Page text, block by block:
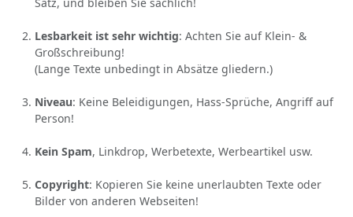
Lesbarkeit ist sehr wichtig: Achten Sie auf Klein- &
Großschreibung!
(Lange Texte unbedingt in Absätze gliedern.)
Niveau: Keine Beleidigungen, Hass-Sprüche, Angriff auf
Person!
Kein Spam, Linkdrop, Werbetexte, Werbeartikel usw.
Copyright: Kopieren Sie keine unerlaubten Texte oder
Bilder von anderen Webseiten!